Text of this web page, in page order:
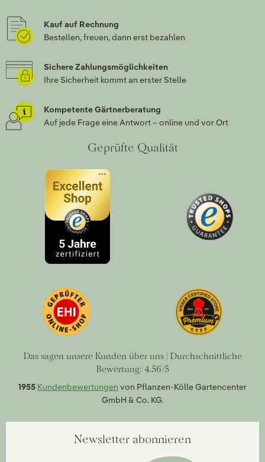
Kauf auf Rechnung
Bestellen, freuen, dann erst bezahlen
Sichere Zahlungsmöglichkeiten
Ihre Sicherheit kommt an erster Stelle
Kompetente Gärtnerberatung
Auf jede Frage eine Antwort – online und vor Ort
Geprüfte Qualität
Das sagen unsere Kunden über uns | Durchschnittliche
Bewertung: 4.56/5
1955 Kundenbewertungen von Pflanzen-Kölle Gartencenter
GmbH & Co. KG.
Newsletter abonnieren